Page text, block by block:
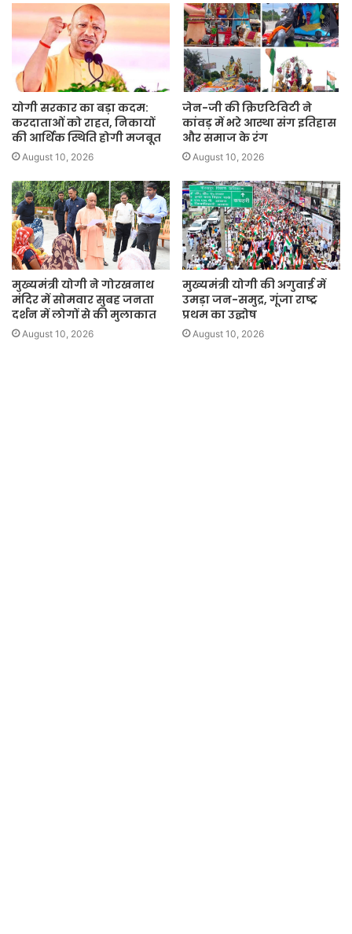
योगी सरकार का बड़ा कदम:
करदाताओं को राहत, निकायों
की आर्थिक स्थिति होगी मजबूत
August 10, 2026
जेन-जी की क्रिएटिविटी ने
कांवड़ में भरे आस्था संग इतिहास
और समाज के रंग
August 10, 2026
मुख्यमंत्री योगी ने गोरखनाथ
मंदिर में सोमवार सुबह जनता
दर्शन में लोगों से की मुलाकात
August 10, 2026
मुख्यमंत्री योगी की अगुवाई में
उमड़ा जन-समुद्र, गूंजा राष्ट्र
प्रथम का उद्घोष
August 10, 2026